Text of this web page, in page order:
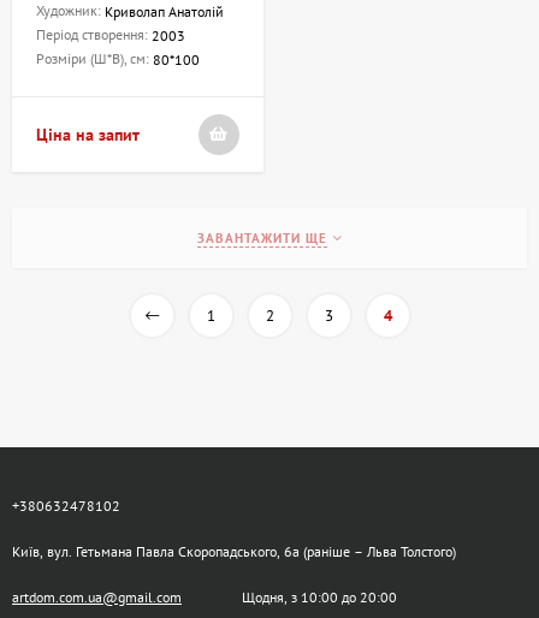
Художник: Криволап Анатолій
Період створення: 2003
Розміри (Ш*В), см: 80*100
Ціна на запит
ЗАВАНТАЖИТИ ЩЕ
1 2 3 4
+380632478102
Київ, вул. Гетьмана Павла Скоропадського, 6а (раніше – Льва Толстого)
artdom.com.ua@gmail.com Щодня, з 10:00 до 20:00